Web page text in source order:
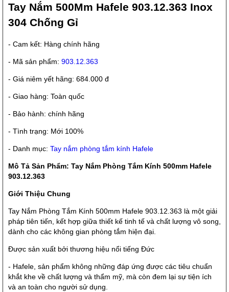
Tay Nắm 500Mm Hafele 903.12.363 Inox
304 Chống Gỉ
- Cam kết: Hàng chính hãng
- Mã sản phẩm: 903.12.363
- Giá niêm yết hãng: 684.000 đ
- Giao hàng: Toàn quốc
- Bảo hành: chính hãng
- Tình trạng: Mới 100%
- Danh mục: Tay nắm phòng tắm kính Hafele
Mô Tả Sản Phẩm: Tay Nắm Phòng Tắm Kính 500mm Hafele
903.12.363
Giới Thiệu Chung
Tay Nắm Phòng Tắm Kính 500mm Hafele 903.12.363 là một giải
pháp tiên tiến, kết hợp giữa thiết kế tinh tế và chất lượng vô song,
dành cho các không gian phòng tắm hiện đại.
Được sản xuất bởi thương hiệu nổi tiếng Đức
- Hafele, sản phẩm không những đáp ứng được các tiêu chuẩn
khắt khe về chất lượng và thẩm mỹ, mà còn đem lại sự tiện ích
và an toàn cho người sử dụng.